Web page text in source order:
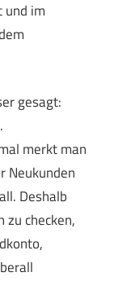
und im
gesagt:
merkt man
Neukunden
Deshalb
zu checken,